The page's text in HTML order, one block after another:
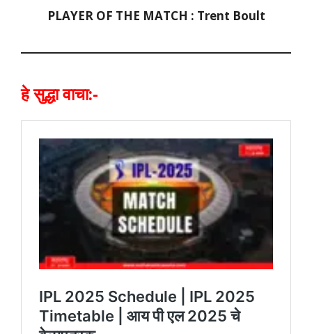
PLAYER OF THE MATCH : Trent Boult
हे सुद्धा वाचा:-